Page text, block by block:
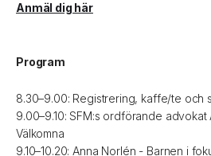
Anmäl dig här
Program
8.30–9.00: Registrering, kaffe/te och
9.00–9.10: SFM:s ordförande
Välkomna
9.10–10.20: Anna Norlén - Barnen i